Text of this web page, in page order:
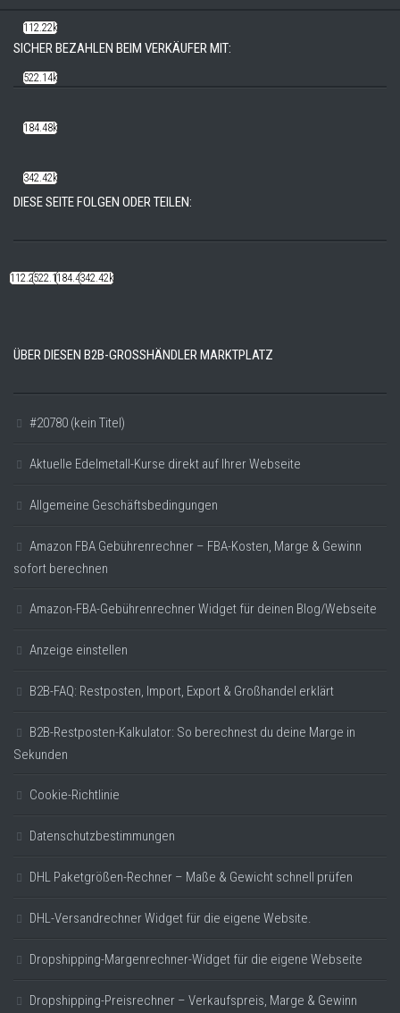
SICHER BEZAHLEN BEIM VERKÄUFER MIT:
DIESE SEITE FOLGEN ODER TEILEN:
112.22k522.14k184.48k342.42k
ÜBER DIESEN B2B-GROSSHÄNDLER MARKTPLATZ
#20780 (kein Titel)
Aktuelle Edelmetall-Kurse direkt auf Ihrer Webseite
Allgemeine Geschäftsbedingungen
Amazon FBA Gebührenrechner – FBA-Kosten, Marge & Gewinn
sofort berechnen
Amazon-FBA-Gebührenrechner Widget für deinen Blog/Webseite
Anzeige einstellen
B2B-FAQ: Restposten, Import, Export & Großhandel erklärt
B2B-Restposten-Kalkulator: So berechnest du deine Marge in
Sekunden
Cookie-Richtlinie
Datenschutzbestimmungen
DHL Paketgrößen-Rechner – Maße & Gewicht schnell prüfen
DHL-Versandrechner Widget für die eigene Website.
Dropshipping-Margenrechner-Widget für die eigene Webseite
Dropshipping-Preisrechner – Verkaufspreis, Marge & Gewinn
112.22k
522.14k
184.48k
342.42k